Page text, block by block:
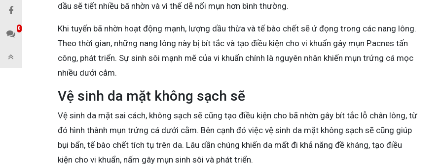
dầu sẽ tiết nhiều bã nhờn và vì thế dễ nổi mụn hơn bình thường.
Khi tuyến bã nhờn hoạt động mạnh, lượng dầu thừa và tế bào chết sẽ ứ đọng trong các nang lông.
Theo thời gian, những nang lông này bị bít tắc và tạo điều kiện cho vi khuẩn gây mụn P.acnes tấn
công, phát triển. Sự sinh sôi mạnh mẽ của vi khuẩn chính là nguyên nhân khiến mụn trứng cá mọc
nhiều dưới cằm.
Vệ sinh da mặt không sạch sẽ
Vệ sinh da mặt sai cách, không sạch sẽ cũng tạo điều kiện cho bã nhờn gây bít tắc lỗ chân lông, từ
đó hình thành mụn trứng cá dưới cằm. Bên cạnh đó việc vệ sinh da mặt không sạch sẽ cũng giúp
bụi bẩn, tế bào chết tích tụ trên da. Lâu dần chúng khiến da mất đi khả năng đề kháng, tạo điều
kiện cho vi khuẩn, nấm gây mụn sinh sôi và phát triển.
0